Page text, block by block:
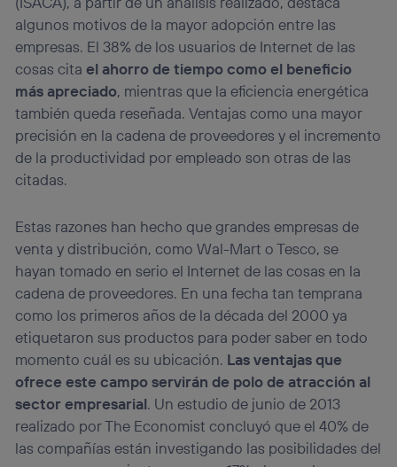
algunos motivos de la mayor adopción entre las
empresas. El 38% de los usuarios de Internet de las
cosas citael ahorro de tiempo como el beneficio
más apreciado, mientras que la eficiencia energética
también queda reseñada. Ventajas como una mayor
precisión en la cadena de proveedores y el incremento
de la productividad por empleado son otras de las
citadas.
Estas razones han hecho que grandes empresas de
venta y distribución, como Wal-Mart o Tesco, se
hayan tomado en serio el Internet de las cosas en la
cadena de proveedores. En una fecha tan temprana
como los primeros años de la década del 2000 ya
etiquetaron sus productos para poder saber en todo
momento cuál es su ubicación. Las ventajas que
ofrece este campo servirán de polo de atracción al
sector empresarial. Un estudio de junio de 2013
realizado por The Economist concluyó que el 40% de
las compañías están investigando las posibilidades del